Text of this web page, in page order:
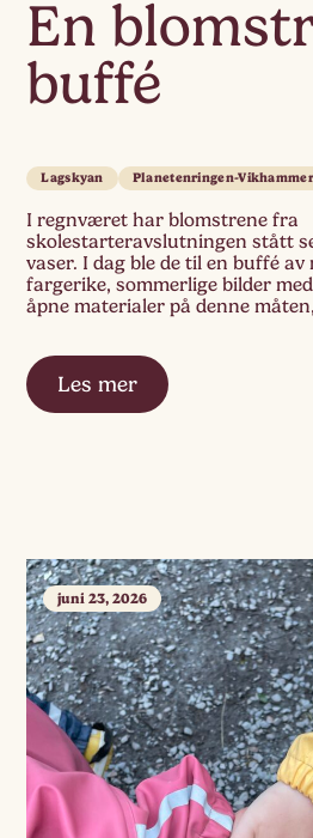
En
buffé
Lagskyan Planetenringen-
I regnværet har blomstrene fra
skolestarteravslutningen stått
vaser. I dag ble de til en buffé
fargerike, sommerlige bilder
åpne materialer på denne
Les mer
juni 23, 2026